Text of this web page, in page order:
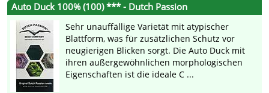
Auto Duck 100% (100) *** - Dutch Passion
Sehr unauffällige Varietät mit atypischer
Blattform, was für zusätzlichen Schutz vor
neugierigen Blicken sorgt. Die Auto Duck mit
ihren außergewöhnlichen morphologischen
Eigenschaften ist die ideale C ...